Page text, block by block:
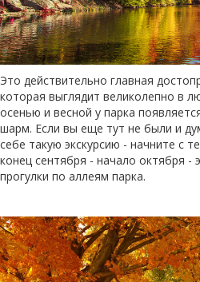
Это действительно главная
которая выглядит великолепно в
осенью и весной у парка
шарм. Если вы еще тут не были и
себе такую экскурсию - начните с
конец сентября - начало октября -
прогулки по аллеям парка.